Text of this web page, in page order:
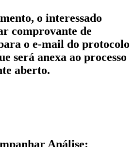
o interessado
comprovante de
o e-mail do protocolo
será anexa ao processo
aberto.
Análise: